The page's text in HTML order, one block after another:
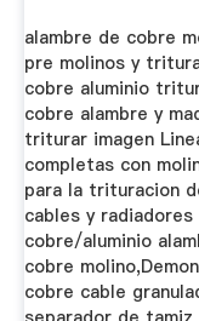
alambre de cobre
pre molinos y
cobre aluminio
cobre alambre y
triturar imagen
completas con
para la trituracion
cables y radiadores
cobre/aluminio
cobre
cobre cable